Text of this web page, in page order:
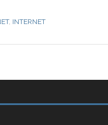
, INTERNET